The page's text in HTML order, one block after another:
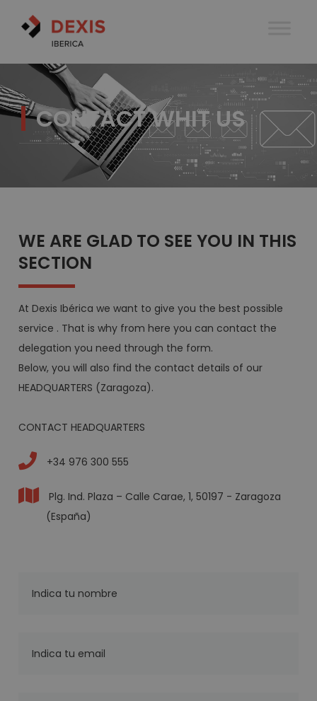
CONTACT WHIT US
WE ARE GLAD TO SEE YOU IN THIS
SECTION
At Dexis Ibérica we want to give you the best possible
service . That is why from here you can contact the
delegation you need through the form.
Below, you will also find the contact details of our
HEADQUARTERS (Zaragoza).
CONTACT HEADQUARTERS
+34 976 300 555
Plg. Ind. Plaza – Calle Carae, 1, 50197 - Zaragoza
(España)